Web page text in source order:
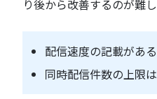
り後から改善するのが難
配信速度の記載があ
同時配信件数の上限